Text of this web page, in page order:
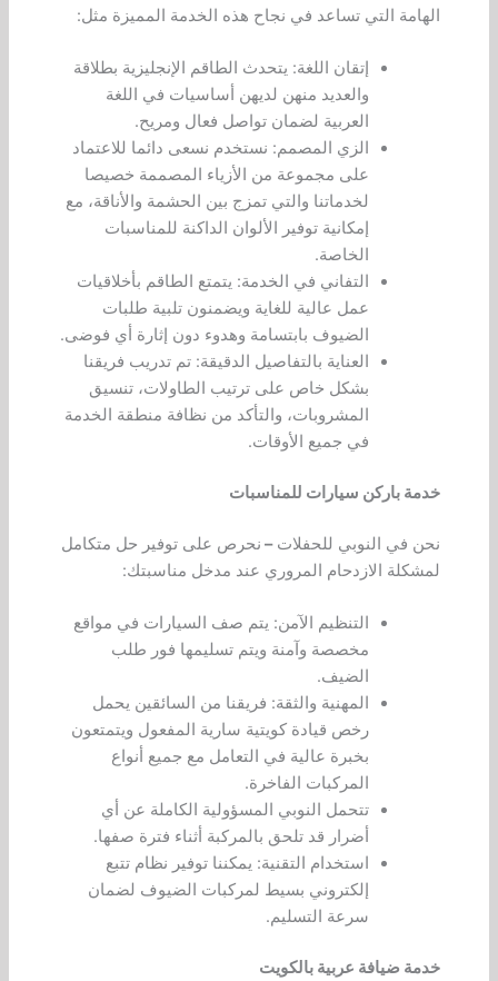
الهامة التي تساعد في نجاح هذه الخدمة المميزة مثل:
إتقان اللغة: يتحدث الطاقم الإنجليزية بطلاقة
والعديد منهن لديهن أساسيات في اللغة
العربية لضمان تواصل فعال ومريح.
الزي المصمم: نستخدم نسعى دائما للاعتماد
على مجموعة من الأزياء المصممة خصيصا
لخدماتنا والتي تمزج بين الحشمة والأناقة، مع
إمكانية توفير الألوان الداكنة للمناسبات
الخاصة.
التفاني في الخدمة: يتمتع الطاقم بأخلاقيات
عمل عالية للغاية ويضمنون تلبية طلبات
الضيوف بابتسامة وهدوء دون إثارة أي فوضى.
العناية بالتفاصيل الدقيقة: تم تدريب فريقنا
بشكل خاص على ترتيب الطاولات، تنسيق
المشروبات، والتأكد من نظافة منطقة الخدمة
في جميع الأوقات.
خدمة باركن سيارات للمناسبات
نحن في النوبي للحفلات– نحرص على توفير حل متكامل
لمشكلة الازدحام المروري عند مدخل مناسبتك:
التنظيم الآمن: يتم صف السيارات في مواقع
مخصصة وآمنة ويتم تسليمها فور طلب
الضيف.
المهنية والثقة: فريقنا من السائقين يحمل
رخص قيادة كويتية سارية المفعول ويتمتعون
بخبرة عالية في التعامل مع جميع أنواع
المركبات الفاخرة.
تتحمل النوبي المسؤولية الكاملة عن أي
أضرار قد تلحق بالمركبة أثناء فترة صفها.
استخدام التقنية: يمكننا توفير نظام تتبع
إلكتروني بسيط لمركبات الضيوف لضمان
سرعة التسليم.
خدمة ضيافة عربية بالكويت